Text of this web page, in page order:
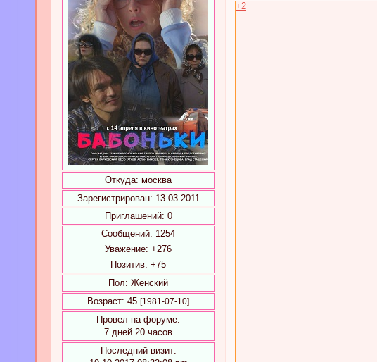
Откуда: москва
Зарегистрирован: 13.03.2011
Приглашений: 0
Сообщений: 1254
Уважение: +276
Позитив: +75
Пол: Женский
Возраст: 45 [1981-07-10]
Провел на форуме:
7 дней 20 часов
Последний визит:
+2